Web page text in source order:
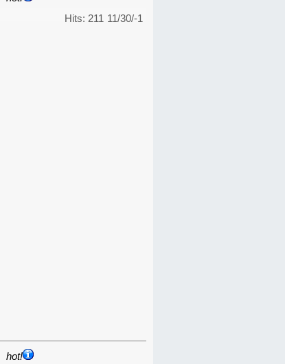
11/30/-1
Hits: 211
hot!